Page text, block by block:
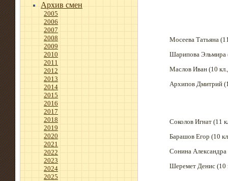
Архив смен
2005
2006
2007
2008
2009
2010
2011
2012
2013
2014
2015
2016
2017
2018
2019
2020
2021
2022
2023
2024
2025
Мосеева Татьяна
Шарипова Эльмира
Маслов Иван (10
Архипов Дмитрий
Соколов Игнат (11
Барашов Егор (10
Сонина Александра
Шеремет Денис (10